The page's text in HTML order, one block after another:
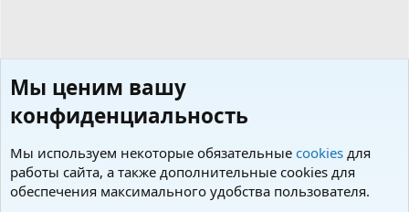
Теги
Мы ценим вашу
конфиденциальность
Мы используем некоторые обязательные cookies для
работы сайта, а также дополнительные cookies для
обеспечения максимального удобства пользователя.